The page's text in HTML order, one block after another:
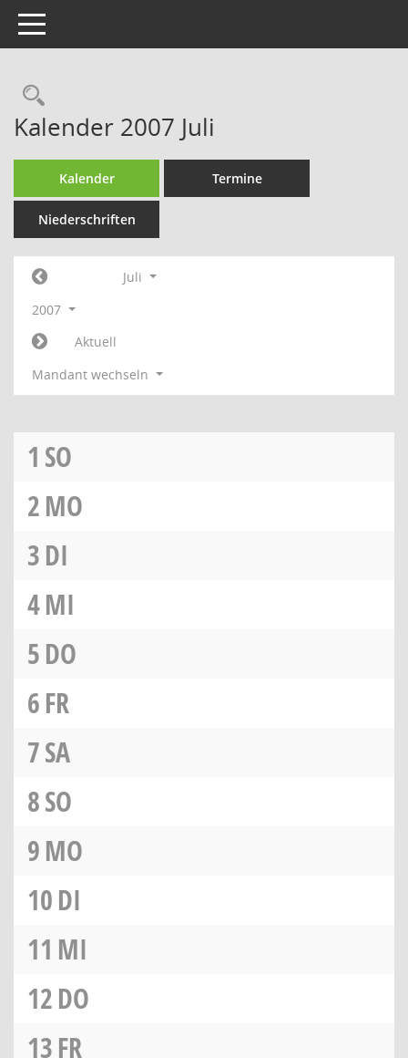
Toggle navigation
Rechercheauswahl
Kalender 2007 Juli
Kalender Termine
Niederschriften
Juli
2007
Aktuell
Mandant wechseln
1 SO
2MO
3DI
4MI
5DO
6FR
7SA
8SO
9MO
10DI
11 MI
12DO
13FR